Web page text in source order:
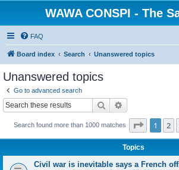
WAWA CONSPI - The
FAQ
Board index Search Unanswered topics
Unanswered topics
Go to advanced search
Search
Search found more than 1000 matches Page 1of
1 2
Topics
Civil war is inevitable says a French